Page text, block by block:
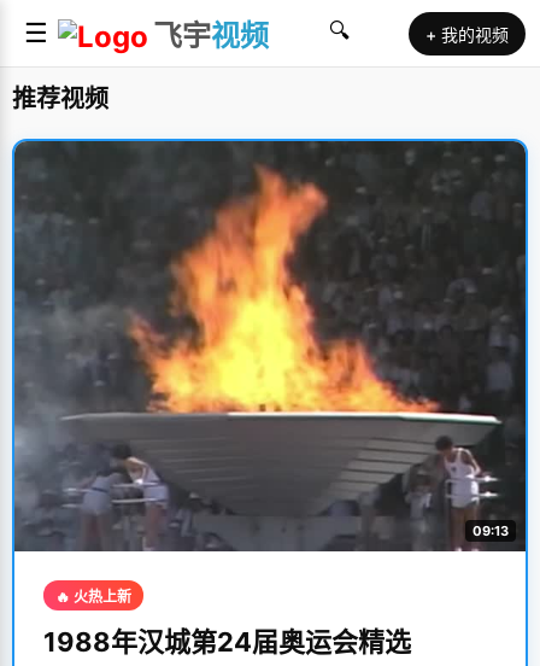
☰ 飞宇视频 🔍 + 我的视频
推荐视频
09:13
🔥 火热上新
1988年汉城第24届奥运会精选